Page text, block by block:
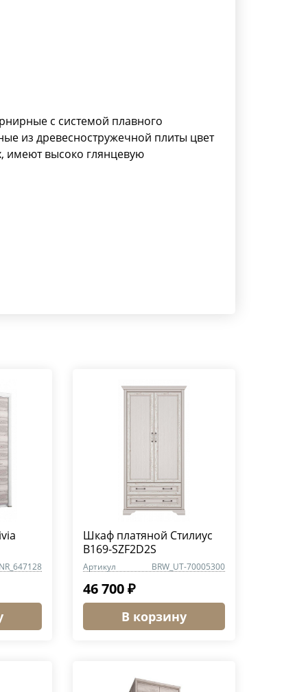
с системой плавного
из древесностружечной плиты цвет
имеют высоко глянцевую
Шкаф платяной Стилиус
B169-SZF2D2S
Артикул BRW_UT-70005300
46 700 ₽
В корзину